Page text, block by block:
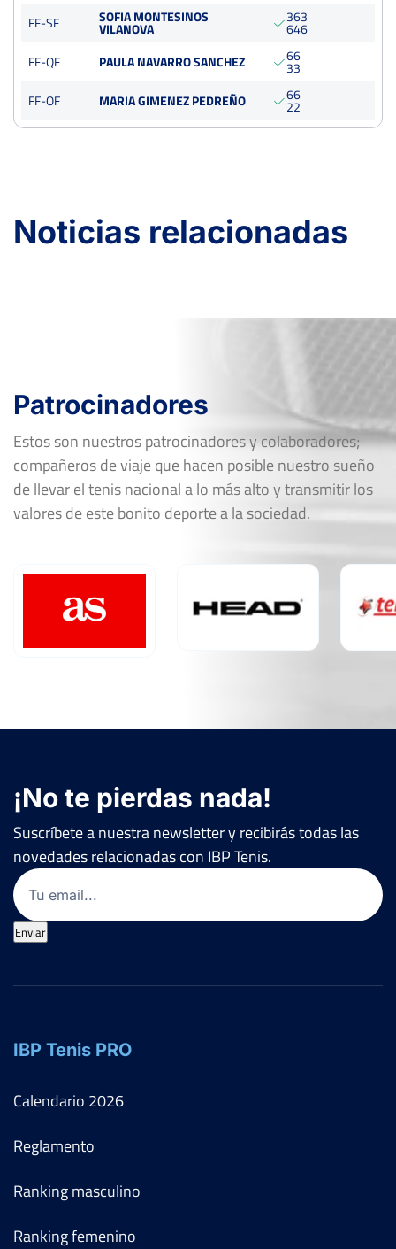
FF-SF SOFIA MONTESINOS
VILANOVA
3
6
6
4
3
6
FF-QF
PAULA NAVARRO SANCHEZ 6
3
6
3
FF-OF
MARIA GIMENEZ PEDREÑO 6
2
6
2
Noticias relacionadas
Patrocinadores
Estos son nuestros patrocinadores y colaboradores;
compañeros de viaje que hacen posible nuestro sueño
de llevar el tenis nacional a lo más alto y transmitir los
valores de este bonito deporte a la sociedad.
¡No te pierdas nada!
Suscríbete a nuestra newsletter y recibirás todas las
novedades relacionadas con IBP Tenis.
Email
Enviar
IBP Tenis PRO
Calendario 2026
Reglamento
Ranking masculino
Ranking femenino